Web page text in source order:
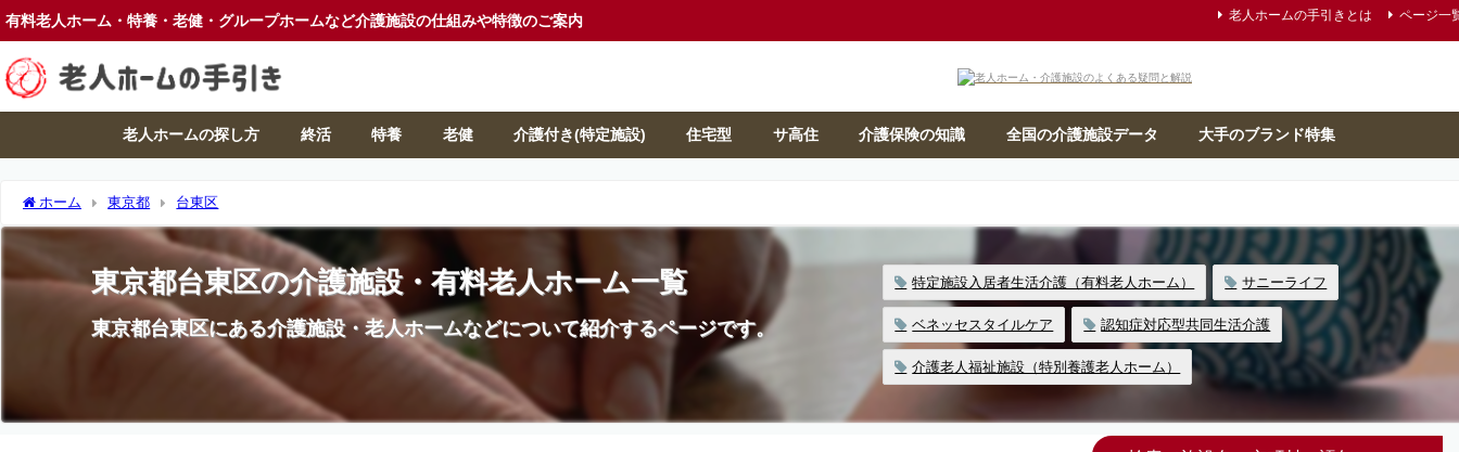
有料老人ホーム・特養・老健・グループホームなど介護施設の仕組みや特徴のご案内 老人ホームの手引きとは ページ一
老人ホームの探し方 終活 特養 老健 介護付き(特定施設) 住宅型 サ高住 介護保険の知識 全国の介護施設データ 大手のブランド特集
ホーム 東京都 台東区
東京都台東区の介護施設・有料老人ホーム一覧
東京都台東区にある介護施設・老人ホームなどについて紹介するページです。
特定施設入居者生活介護（有料老人ホーム） サニーライフ
ベネッセスタイルケア 認知症対応型共同生活介護
介護老人福祉施設（特別養護老人ホーム）